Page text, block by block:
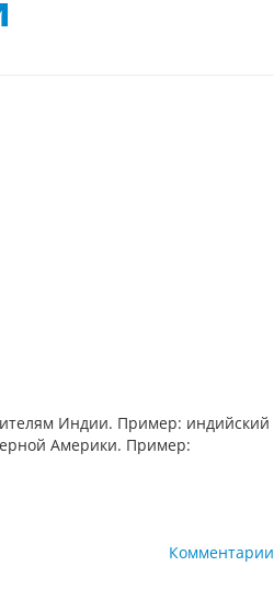
Индии. Пример: индийский
Америки. Пример:
Комментарии